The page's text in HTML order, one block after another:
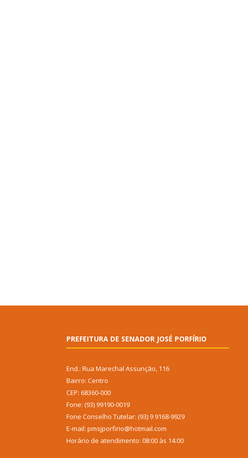
PREFEITURA DE SENADOR JOSÉ PORFÍRIO
End.: Rua Marechal Assunção, 116
Bairro: Centro
CEP: 68360-000
Fone: (93) 99190-0019
Fone Conselho Tutelar: (93) 9 9168-9929
E-mail: pmsjporfirio@hotmail.com
Horário de atendimento: 08:00 às 14:00